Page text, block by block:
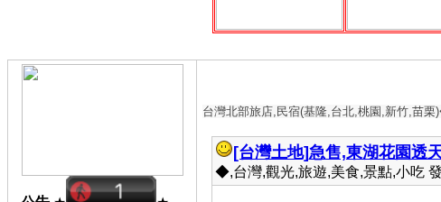
台灣北部旅店,民宿(基隆,台北,桃園,新竹,苗
[台灣土地]急售,東湖花園透
◆,台灣,觀光,旅遊,美食,景點,小吃